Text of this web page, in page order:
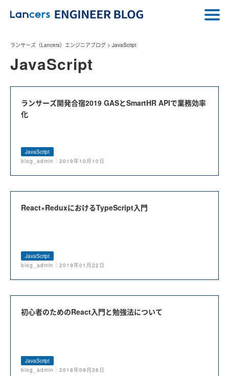
ランサーズ（Lancers）エンジニアブログ > JavaScript
JavaScript
ランサーズ開発合宿2019 GASとSmartHR APIで業務効率
化
JavaScript
blog_admin｜2019年10月10日
React×ReduxにおけるTypeScript入門
JavaScript
blog_admin｜2019年01月22日
初心者のためのReact入門と勉強法について
JavaScript
blog_admin｜2018年09月26日